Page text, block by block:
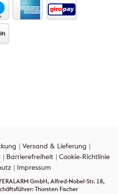
Versand & Lieferung
Barrierefreiheit
Cookie-Richtlinie
Impressum
GmbH, Alfred-Nobel-Str. 18,
Thorsten Fischer